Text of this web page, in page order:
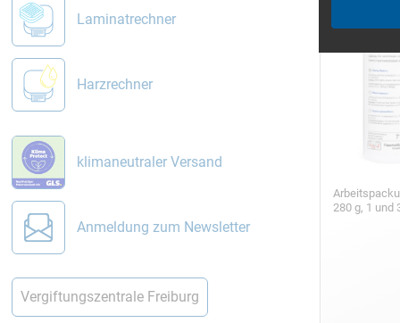
Laminatrechner
Harzrechner
klimaneutraler Versand
Anmeldung zum Newsletter
Vergiftungszentrale Freiburg
280 g, 1 und